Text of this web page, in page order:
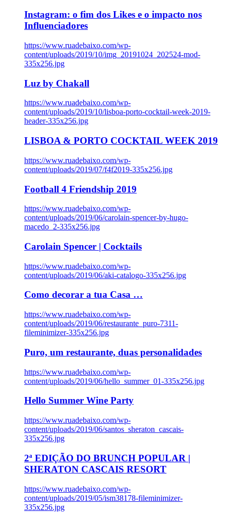
Instagram: o fim dos Likes e o impacto nos
Influenciadores
https://www.ruadebaixo.com/wp-
content/uploads/2019/10/img_20191024_202524-mod-
335x256.jpg
Luz by Chakall
https://www.ruadebaixo.com/wp-
content/uploads/2019/10/lisboa-porto-cocktail-week-2019-
header-335x256.jpg
LISBOA & PORTO COCKTAIL WEEK 2019
https://www.ruadebaixo.com/wp-
content/uploads/2019/07/f4f2019-335x256.jpg
Football 4 Friendship 2019
https://www.ruadebaixo.com/wp-
content/uploads/2019/06/carolain-spencer-by-hugo-
macedo_2-335x256.jpg
Carolain Spencer | Cocktails
https://www.ruadebaixo.com/wp-
content/uploads/2019/06/aki-catalogo-335x256.jpg
Como decorar a tua Casa …
https://www.ruadebaixo.com/wp-
content/uploads/2019/06/restaurante_puro-7311-
fileminimizer-335x256.jpg
Puro, um restaurante, duas personalidades
https://www.ruadebaixo.com/wp-
content/uploads/2019/06/hello_summer_01-335x256.jpg
Hello Summer Wine Party
https://www.ruadebaixo.com/wp-
content/uploads/2019/06/santos_sheraton_cascais-
335x256.jpg
2ª EDIÇÃO DO BRUNCH POPULAR |
SHERATON CASCAIS RESORT
https://www.ruadebaixo.com/wp-
content/uploads/2019/05/ism38178-fileminimizer-
335x256.jpg